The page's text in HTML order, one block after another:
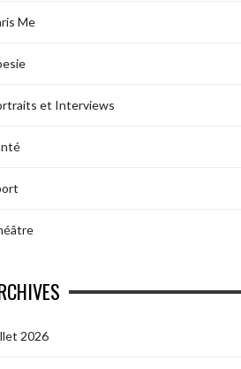
Me
et Interviews
2026